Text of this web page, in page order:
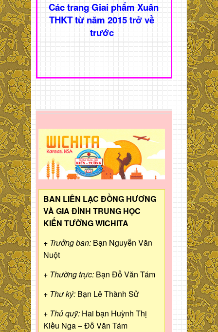
Các trang Giai phẩm Xuân
THKT từ năm 2015 trở về
trước
BAN LIÊN LẠC ĐỒNG HƯƠNG
VÀ GIA ĐÌNH TRUNG HỌC
KIẾN TƯỜNG WICHITA
+ Trưởng ban: Bạn Nguyễn Văn
Nuột
+ Thường trực: Bạn Đỗ Văn Tám
+ Thư ký: Bạn Lê Thành Sử
+ Thủ quỹ: Hai bạn Huỳnh Thị
Kiều Nga – Đỗ Văn Tám